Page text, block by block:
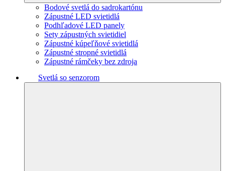
Bodové svetlá do sadrokartónu
Zápustné LED svietidlá
Podhľadové LED panely
Sety zápustných svietidiel
Zápustné kúpeľňové svietidlá
Zápustné stropné svietidlá
Zápustné rámčeky bez zdroja
Svetlá so senzorom